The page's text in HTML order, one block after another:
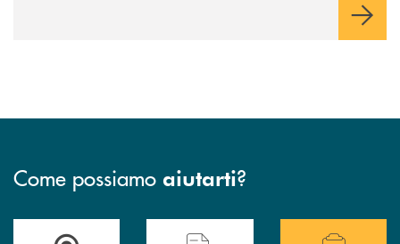
Come possiamo aiutarti?
Accedi all' elenco completo delle filiali .Hai bisogno di assistenza immediata?
Hai bisogno di